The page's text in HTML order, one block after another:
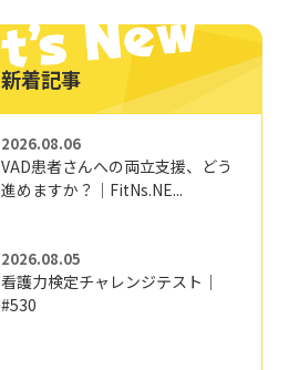
新着記事
2026.08.06
VAD患者さんへの両立支援、どう
進めますか？｜FitNs.NE...
2026.08.05
看護力検定チャレンジテスト｜
#530